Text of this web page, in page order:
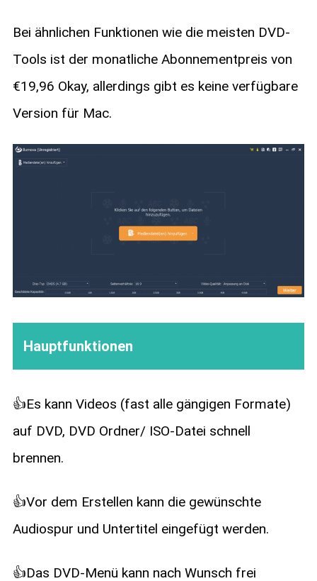
Bei ähnlichen Funktionen wie die meisten DVD-
Tools ist der monatliche Abonnementpreis von
€19,96 Okay, allerdings gibt es keine verfügbare
Version für Mac.
Hauptfunktionen
👍Es kann Videos (fast alle gängigen Formate)
auf DVD, DVD Ordner/ ISO-Datei schnell
brennen.
👍Vor dem Erstellen kann die gewünschte
Audiospur und Untertitel eingefügt werden.
👍Das DVD-Menü kann nach Wunsch frei